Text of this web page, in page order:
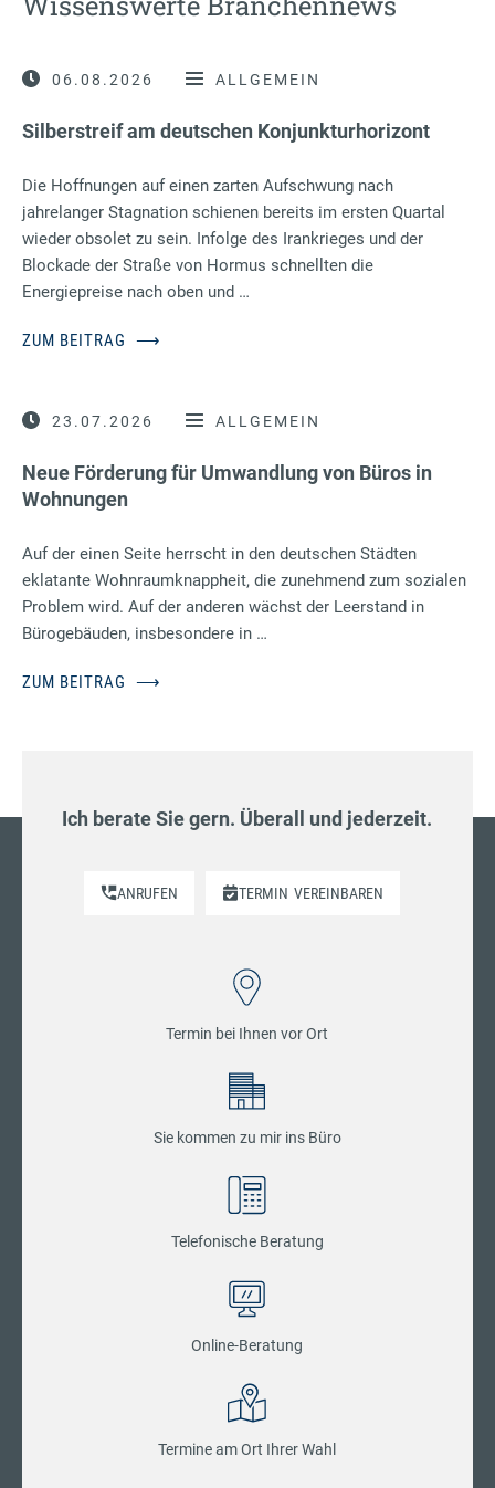
06.08.2026 ALLGEMEIN
Silberstreif am deutschen Konjunkturhorizont
Die Hoffnungen auf einen zarten Aufschwung nach
jahrelanger Stagnation schienen bereits im ersten Quartal
wieder obsolet zu sein. Infolge des Irankrieges und der
Blockade der Straße von Hormus schnellten die
Energiepreise nach oben und …
ZUM BEITRAG ⟶
23.07.2026 ALLGEMEIN
Neue Förderung für Umwandlung von Büros in
Wohnungen
Auf der einen Seite herrscht in den deutschen Städten
eklatante Wohnraumknappheit, die zunehmend zum sozialen
Problem wird. Auf der anderen wächst der Leerstand in
Bürogebäuden, insbesondere in …
ZUM BEITRAG ⟶
Ich berate Sie gern. Überall und jederzeit.
ANRUFEN TERMIN VEREINBAREN
Termin bei Ihnen vor Ort
Sie kommen zu mir ins Büro
Telefonische Beratung
Online-Beratung
Termine am Ort Ihrer Wahl